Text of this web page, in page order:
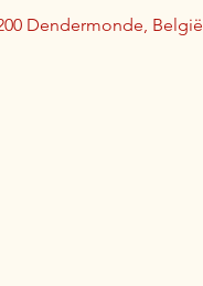
Dendermonde, België